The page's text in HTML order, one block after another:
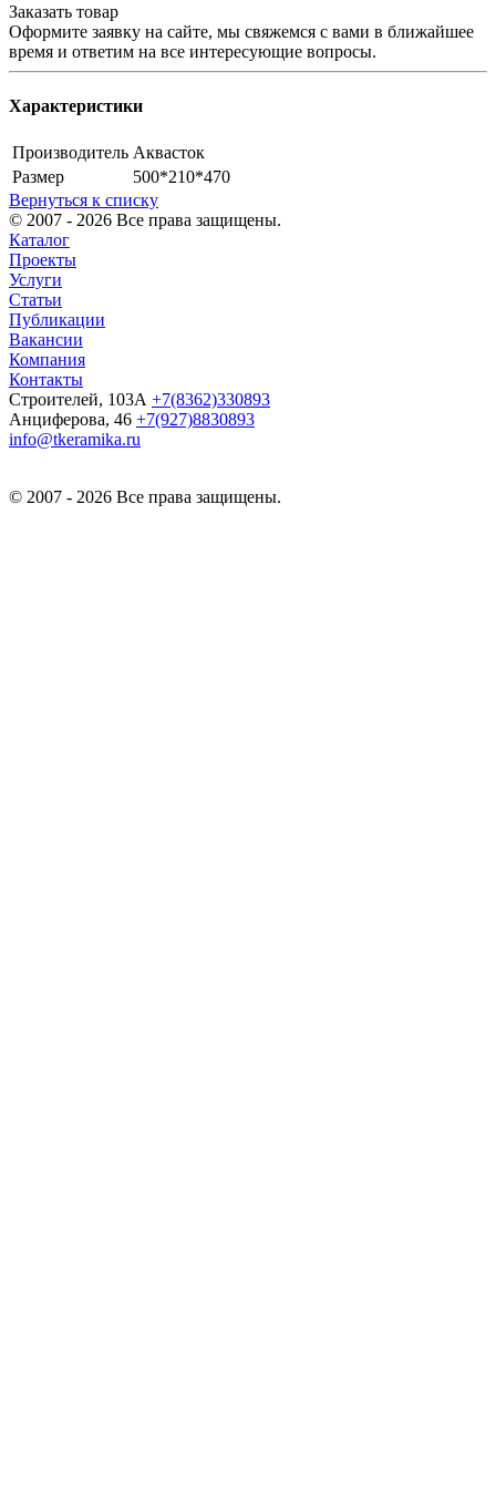
Заказать товар
Оформите заявку на сайте, мы свяжемся с вами в ближайшее
время и ответим на все интересующие вопросы.
Характеристики
Производитель Аквасток
Размер
500*210*470
Вернуться к списку
© 2007 - 2026 Все права защищены.
Каталог
Проекты
Услуги
Статьи
Публикации
Вакансии
Компания
Контакты
Строителей, 103А +7(8362)330893
Анциферова, 46 +7(927)8830893
info@tkeramika.ru
© 2007 - 2026 Все права защищены.